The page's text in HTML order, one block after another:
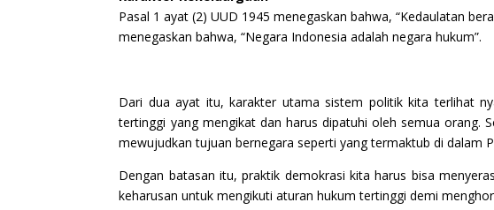
Pasal 1 ayat (2) UUD 1945 menegaskan bahwa, “Kedaulatan
menegaskan bahwa, “Negara Indonesia adalah negara hukum”.
Dari dua ayat itu, karakter utama sistem politik kita terlihat
tertinggi yang mengikat dan harus dipatuhi oleh semua orang.
mewujudkan tujuan bernegara seperti yang termaktub di dalam
Dengan batasan itu, praktik demokrasi kita harus bisa
keharusan untuk mengikuti aturan hukum tertinggi demi